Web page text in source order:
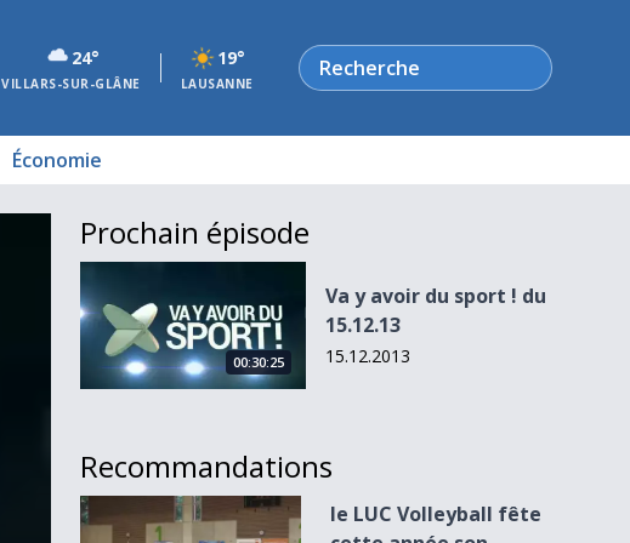
24°
VILLARS-SUR-GLÂNE
19°
LAUSANNE
Rechercher
Économie
Prochain épisode
00:30:25
Va y avoir du sport ! du
15.12.13
15.12.2013
Recommandations
le LUC Volleyball fête cette année son 40ème anniversaire
le LUC Volleyball fête